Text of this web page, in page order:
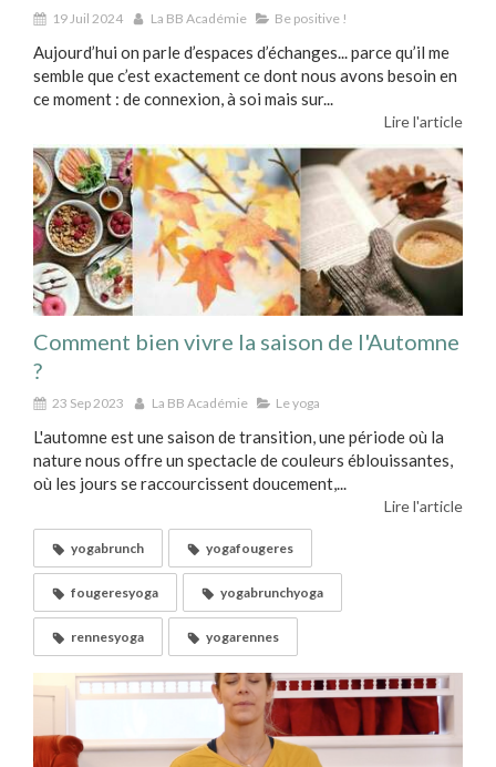
19 Juil 2024 La BB Académie Be positive !
Aujourd’hui on parle d’espaces d’échanges... parce qu’il me
semble que c’est exactement ce dont nous avons besoin en
ce moment : de connexion, à soi mais sur...
Lire l'article
Comment bien vivre la saison de l'Automne
?
23 Sep 2023 La BB Académie Le yoga
L'automne est une saison de transition, une période où la
nature nous offre un spectacle de couleurs éblouissantes,
où les jours se raccourcissent doucement,...
Lire l'article
yogabrunch yogafougeres
fougeresyoga yogabrunchyoga
rennesyoga yogarennes